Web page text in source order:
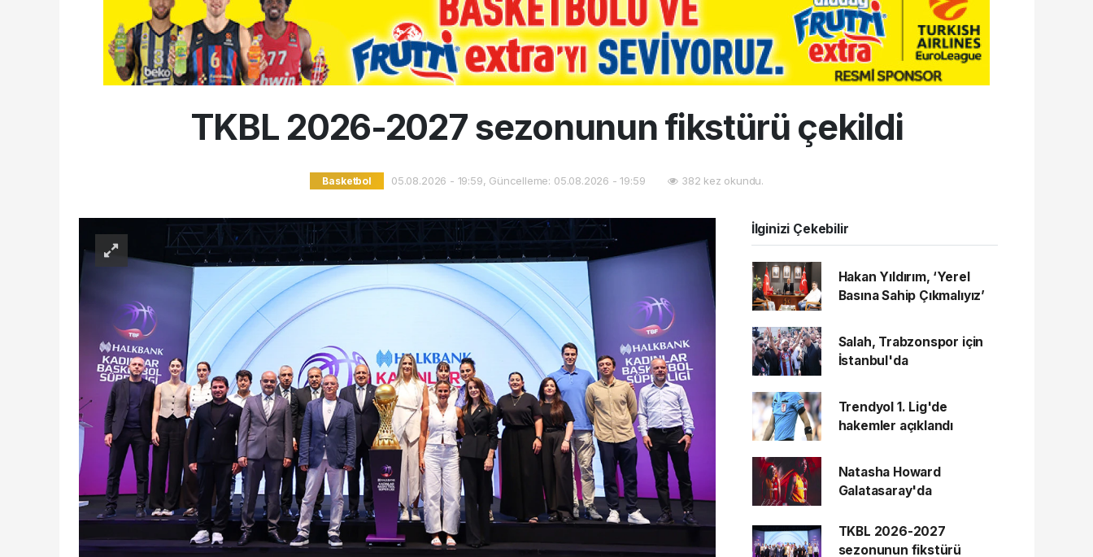
TKBL 2026-2027 sezonunun fikstürü çekildi
Basketbol 05.08.2026 - 19:59, Güncelleme: 05.08.2026 - 19:59 382 kez okundu.
İlginizi Çekebilir
Hakan Yıldırım, ‘Yerel
Basına Sahip Çıkmalıyız’
Salah, Trabzonspor için
İstanbul'da
Trendyol 1. Lig'de
hakemler açıklandı
Natasha Howard
Galatasaray'da
TKBL 2026-2027
sezonunun fikstürü